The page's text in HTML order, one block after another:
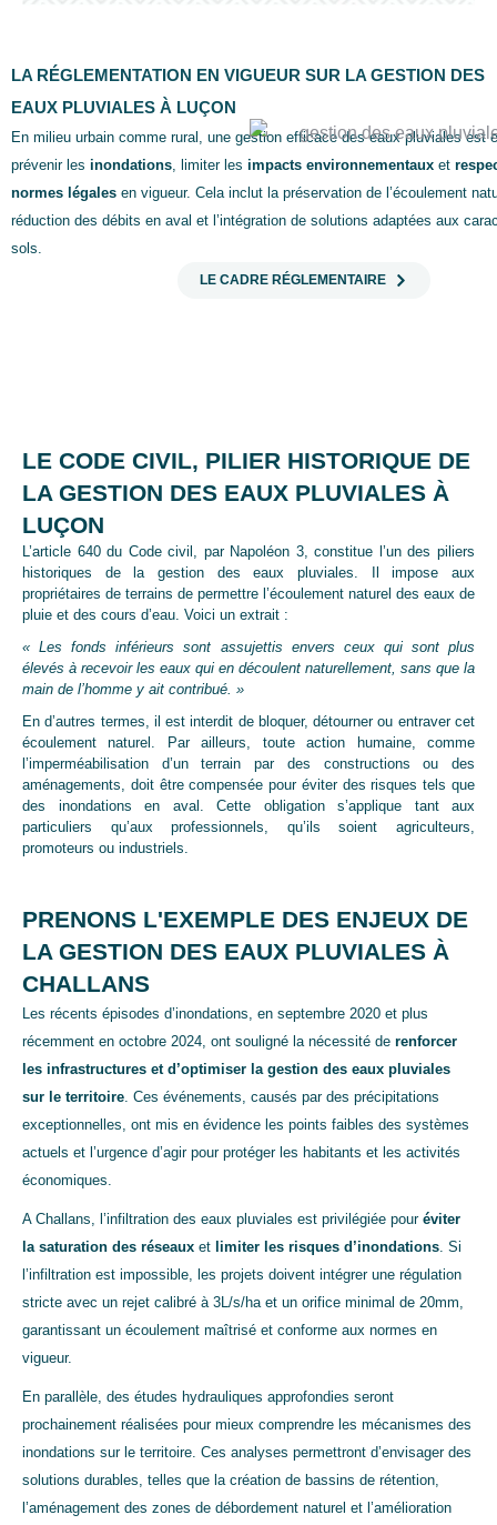
LA RÉGLEMENTATION EN VIGUEUR SUR LA GESTION DES
EAUX PLUVIALES À LUÇON
En milieu urbain comme rural, une gestion efficace des eaux pluviales est
prévenir les inondations , limiter les impacts environnementaux et
normes légales en vigueur. Cela inclut la préservation de l’écoulement
réduction des débits en aval et l’intégration de solutions adaptées aux
sols.
LE CADRE RÉGLEMENTAIRE
LE CODE CIVIL, PILIER HISTORIQUE DE
LA GESTION DES EAUX PLUVIALES À
LUÇON
L’article 640 du Code civil, par Napoléon 3, constitue l’un des piliers
historiques de la gestion des eaux pluviales. Il impose aux
propriétaires de terrains de permettre l’écoulement naturel des eaux de
pluie et des cours d’eau. Voici un extrait :
« Les fonds inférieurs sont assujettis envers ceux qui sont plus
élevés à recevoir les eaux qui en découlent naturellement, sans que la
main de l’homme y ait contribué. »
En d’autres termes, il est interdit de bloquer, détourner ou entraver cet
écoulement naturel. Par ailleurs, toute action humaine, comme
l’imperméabilisation d’un terrain par des constructions ou des
aménagements, doit être compensée pour éviter des risques tels que
des inondations en aval. Cette obligation s’applique tant aux
particuliers qu’aux professionnels, qu’ils soient agriculteurs,
promoteurs ou industriels.
PRENONS L'EXEMPLE DES ENJEUX DE
LA GESTION DES EAUX PLUVIALES À
CHALLANS
Les récents épisodes d’inondations, en septembre 2020 et plus
récemment en octobre 2024, ont souligné la nécessité de renforcer
les infrastructures et d’optimiser la gestion des eaux pluviales
sur le territoire . Ces événements, causés par des précipitations
exceptionnelles, ont mis en évidence les points faibles des systèmes
actuels et l’urgence d’agir pour protéger les habitants et les activités
économiques.
A Challans, l’infiltration des eaux pluviales est privilégiée pour éviter
la saturation des réseaux et limiter les risques d’inondations . Si
l’infiltration est impossible, les projets doivent intégrer une régulation
stricte avec un rejet calibré à 3L/s/ha et un orifice minimal de 20mm,
garantissant un écoulement maîtrisé et conforme aux normes en
vigueur.
En parallèle, des études hydrauliques approfondies seront
prochainement réalisées pour mieux comprendre les mécanismes des
inondations sur le territoire. Ces analyses permettront d’envisager des
solutions durables, telles que la création de bassins de rétention,
l’aménagement des zones de débordement naturel et l’amélioration